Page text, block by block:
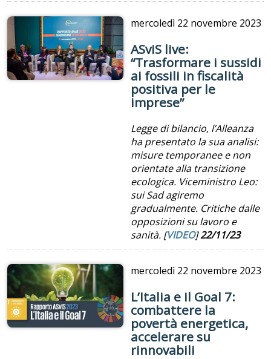
mercoledì 22 novembre 2023
ASviS live:
“Trasformare i sussidi
ai fossili in fiscalità
positiva per le
imprese”
Legge di bilancio, l’Alleanza
ha presentato la sua analisi:
misure temporanee e non
orientate alla transizione
ecologica. Viceministro Leo:
sui Sad agiremo
gradualmente. Critiche dalle
opposizioni su lavoro e
sanità. [VIDEO]22/11/23
mercoledì 22 novembre 2023
L’Italia e il Goal 7:
combattere la
povertà energetica,
accelerare su
rinnovabili